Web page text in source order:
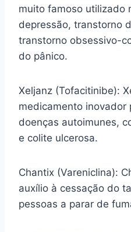
muito famoso utilizado
depressão, transtorno
transtorno obsessivo-
do pânico.
Xeljanz (Tofacitinibe):
medicamento inovador
doenças autoimunes,
e colite ulcerosa.
Chantix (Vareniclina):
auxílio à cessação do
pessoas a parar de